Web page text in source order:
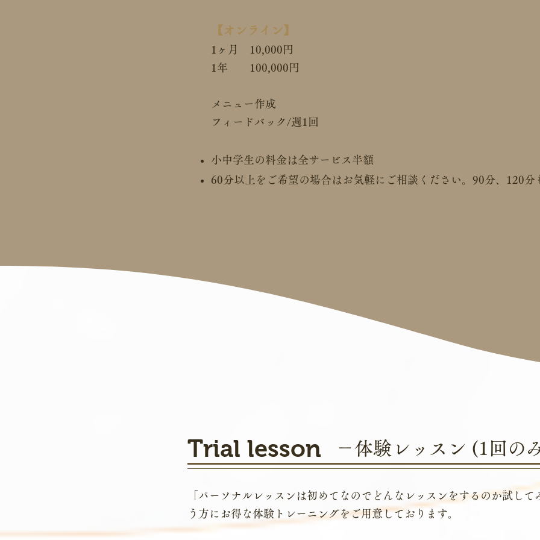
【オンライン】
1ヶ月 10,000円
1年 100,000円
メニュー作成
フィードバック/週1回
小中学生の料金は全サービス半額
60分以上をご希望の場合はお気軽にご相談ください。90分、120分
Trial lesson －体験レッスン (1回の
「パーソナルレッスンは初めてなのでどんなレッスンをするのか試して
う方にお得な体験トレーニングをご用意しております。